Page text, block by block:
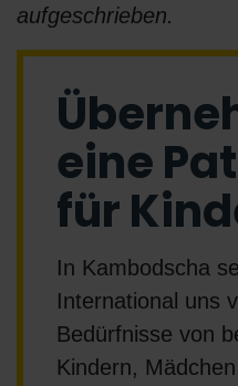
aufgeschrieben.
eine
für
In Kambodscha
International uns
Bedürfnisse von
Kindern,